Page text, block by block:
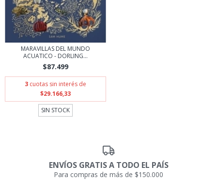
MARAVILLAS DEL MUNDO
ACUATICO - DORLING...
$87.499
3 cuotas sin interés de
$29.166,33
SIN STOCK
ENVÍOS GRATIS A TODO EL PAÍS
Para compras de más de $150.000